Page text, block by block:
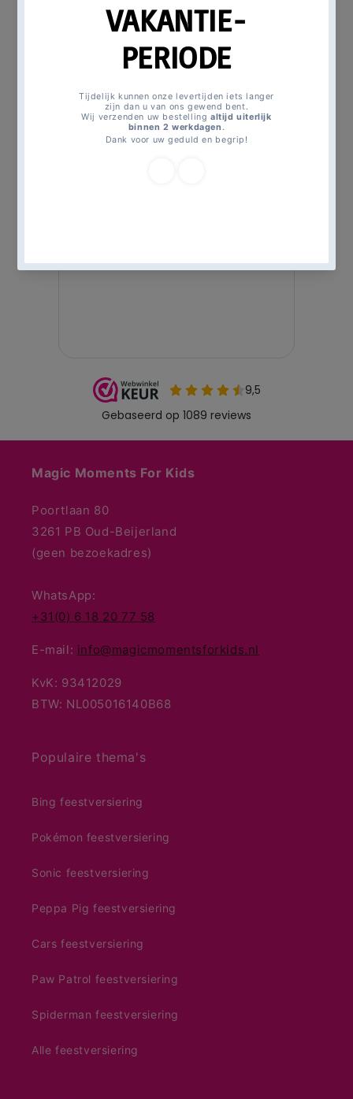
Magicmomentsforkids > All products > K3 folieballon ø 45 cm.
Magic Moments For Kids
Poortlaan 80
3261 PB Oud-Beijerland
(geen bezoekadres)
WhatsApp:
+31(0) 6 18 20 77 58
E-mail: info@magicmomentsforkids.nl
KvK: 93412029
BTW: NL005016140B68
Populaire thema's
Bing feestversiering
Pokémon feestversiering
Sonic feestversiering
Peppa Pig feestversiering
Cars feestversiering
Paw Patrol feestversiering
Spiderman feestversiering
Alle feestversiering